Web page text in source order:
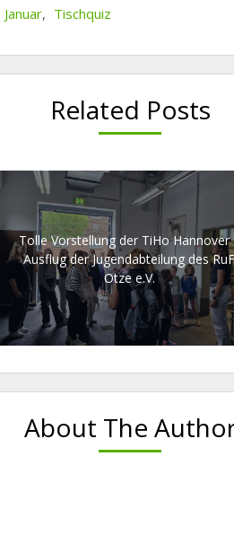
Januar, Tischquiz
Related Posts
Tolle Vorstellung der TiHo Hannover
Ausflug der Jugendabteilung des RuF
Otze e.V.
About The